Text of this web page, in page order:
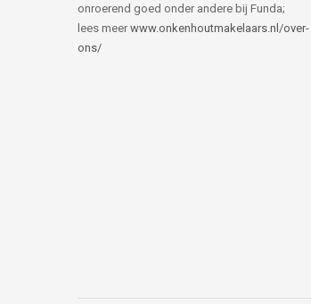
onroerend goed onder andere bij Funda;
lees meer www.onkenhoutmakelaars.nl/over-
ons/